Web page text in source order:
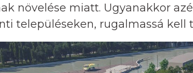
növelése miatt. Ugyanakkor
településeken, rugalmassá kell